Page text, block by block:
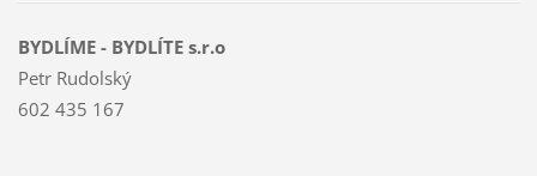
BYDLÍME - BYDLÍTE s.r.o
Petr Rudolský
602 435 167